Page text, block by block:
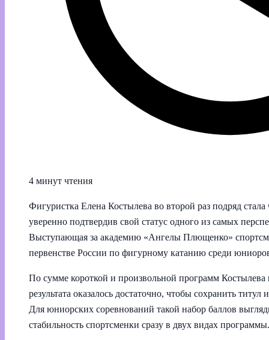
4 минут чтения
Фигуристка Елена Костылева во второй раз подряд
уверенно подтвердив свой статус одного из самых
Выступающая за академию «Ангелы Плющенко»
первенстве России по фигурному катанию среди
По сумме короткой и произвольной программ Костылева
результата оказалось достаточно, чтобы сохранить
Для юниорских соревнований такой набор баллов
стабильность спортсменки сразу в двух видах программы.